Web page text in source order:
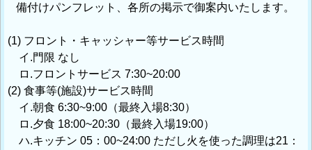
備付けパンフレット、各所の掲示で御案内いたします。
(1) フロント・キャッシャー等サービス時間
イ.門限 なし
ロ.フロントサービス 7:30~20:00
(2) 食事等(施設)サービス時間
イ.朝食 6:30~9:00（最終入場8:30）
ロ.夕食 18:00~20:30（最終入場19:00）
ハ.キッチン 05：00~24:00 ただし火を使った調理は21：